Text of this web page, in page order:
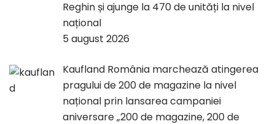
Reghin și ajunge la 470 de unități la nivel
național
5 august 2026
Kaufland România marchează atingerea
pragului de 200 de magazine la nivel
național prin lansarea campaniei
aniversare „200 de magazine, 200 de